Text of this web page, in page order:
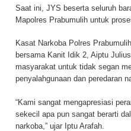
Saat ini, JYS beserta seluruh
Mapolres Prabumulih untuk
Kasat Narkoba Polres
bersama Kanit Idik 2, Aiptu
masyarakat untuk tidak segan
penyalahgunaan dan peredaran
“Kami sangat mengapresiasi
sekecil apa pun sangat berarti
narkoba,” ujar Iptu Arafah.